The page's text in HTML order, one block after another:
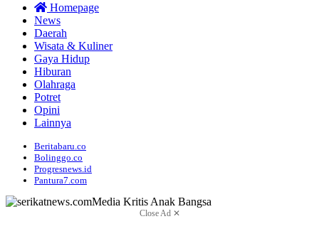
Homepage
News
Daerah
Wisata & Kuliner
Gaya Hidup
Hiburan
Olahraga
Potret
Opini
Lainnya
Beritabaru.co
Bolinggo.co
Progresnews.id
Pantura7.com
Close Ad ✕